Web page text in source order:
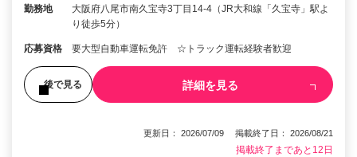
勤務地
大阪府八尾市南久宝寺3丁目14-4（JR大和線「久宝寺」駅よ
り徒歩5分）
応募資格 要大型自動車運転免許 ☆トラック運転経験者歓迎
後で見る 詳細を見る
更新日： 2026/07/09 掲載終了日： 2026/08/21
掲載終了まであと12日